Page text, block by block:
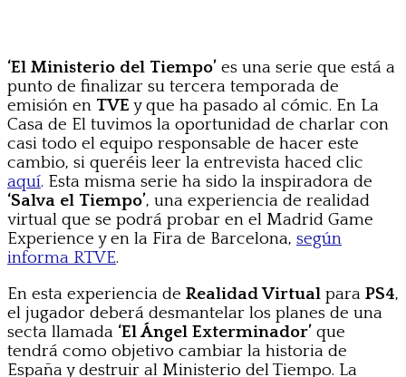
‘El Ministerio del Tiempo’ es una serie que está a
punto de finalizar su tercera temporada de
emisión en TVE y que ha pasado al cómic. En La
Casa de El tuvimos la oportunidad de charlar con
casi todo el equipo responsable de hacer este
cambio, si queréis leer la entrevista haced clic
aquí. Esta misma serie ha sido la inspiradora de
‘Salva el Tiempo’, una experiencia de realidad
virtual que se podrá probar en el Madrid Game
Experience y en la Fira de Barcelona, según
informa RTVE.
En esta experiencia de Realidad Virtual para PS4,
el jugador deberá desmantelar los planes de una
secta llamada ‘El Ángel Exterminador’ que
tendrá como objetivo cambiar la historia de
España y destruir al Ministerio del Tiempo. La